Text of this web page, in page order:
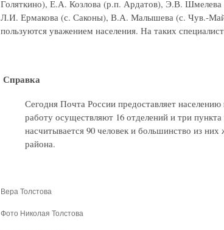
Голяткино), Е.А. Козлова (р.п. Ардатов), Э.В.
Л.И. Ермакова (с. Саконы), В.А. Малышева (с. Чув.-
пользуются уважением населения. На таких
Справка
Сегодня Почта России предоставляет
работу осуществляют 16 отделений и три
насчитывается 90 человек и большинство из
района.
Вера Толстова
Фото Николая Толстова